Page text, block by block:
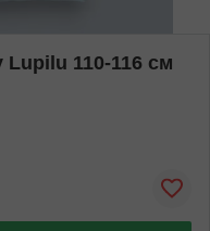
Lupilu 110-116 см